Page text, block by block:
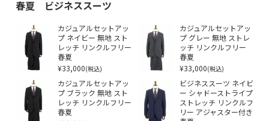
春夏 ビジネススーツ
カジュアルセットアッ
プ ネイビー 無地 スト
レッチ リンクルフリー
春夏
¥33,000(税込)
カジュアルセットアッ
プ グレー 無地 ストレ
ッチ リンクルフリー
春夏
¥33,000(税込)
カジュアルセットアッ
プ ブラック 無地 スト
レッチ リンクルフリー
春夏
ビジネススーツ ネイビ
ー シャドーストライプ
ストレッチ リンクルフ
リー アジャスター付き